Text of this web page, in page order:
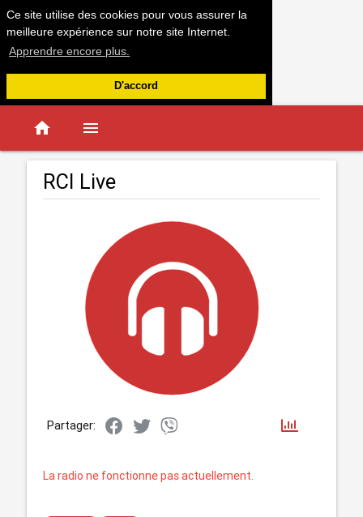
Ce site utilise des cookies pour vous assurer la
meilleure expérience sur notre site Internet.
Apprendre encore plus.
D'accord
home menu
RCI Live
Partager:
La radio ne fonctionne pas actuellement.